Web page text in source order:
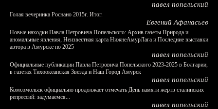
павел попельский
Голая вечеринка Роснано 2015г. Итог.
Евгений Афанасьев
Новые находки Павла Петровича Попельского: Архив газеты Природа и
аномальные явления, Неизвестная карта НижнеАмурЛага и Последние выставки
автора в Амурске по 2025
павел попельский
Официальные публикации Павла Петровича Попельского 2023-2025 в Болгарии,
в газетах Тихоокеанская Звезда и Наш Город Амурск
павел попельский
Комсомольск официально продолжает отмечать День памяти жертв сталинских
репрессий: задумаемся...
павел попельский